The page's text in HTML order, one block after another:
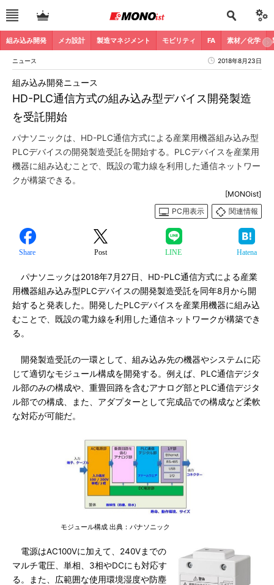
組み込み開発 メカ設計 製造マネジメント モビリティ FA 素材／化学
ニュース 2018年8月23日
HD-PLC通信方式の組み込み型デバイス開発製造
を受託開始
組み込み開発ニュース
パナソニックは、HD-PLC通信方式による産業用機器組み込み型
PLCデバイスの開発製造受託を開始する。PLCデバイスを産業用
機器に組み込むことで、既設の電力線を利用した通信ネットワー
クが構築できる。
[MONOist]
PC用表示
関連情報
Share Post LINE Hatena
パナソニックは2018年7月27日、HD-PLC通信方式による産業
用機器組み込み型PLCデバイスの開発製造受託を同年8月から開
始すると発表した。開発したPLCデバイスを産業用機器に組み込
むことで、既設の電力線を利用した通信ネットワークが構築でき
る。
開発製造受託の一環として、組み込み先の機器やシステムに応
じて適切なモジュール構成を開発する。例えば、PLC通信デジタ
ル部のみの構成や、重畳回路を含むアナログ部とPLC通信デジタ
ル部での構成、また、アダプターとして完成品での構成など柔軟
な対応が可能だ。
モジュール構成 出典：パナソニック
電源はAC100Vに加えて、240Vまでの
マルチ電圧、単相、3相やDCにも対応す
る。また、広範囲な使用環境湿度や防塵